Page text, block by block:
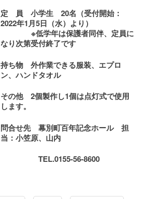
定 員 小学生 20名（受付開始：
2022年1月5日（水）より）
※低学年は保護者同伴、定員に
なり次第受付終了です
持ち物 外作業できる服装、エプロ
ン、ハンドタオル
その他 2個製作し1個は点灯式で使用
します。
問合せ先 幕別町百年記念ホール 担
当：小笠原、山内
TEL.0155-56-8600